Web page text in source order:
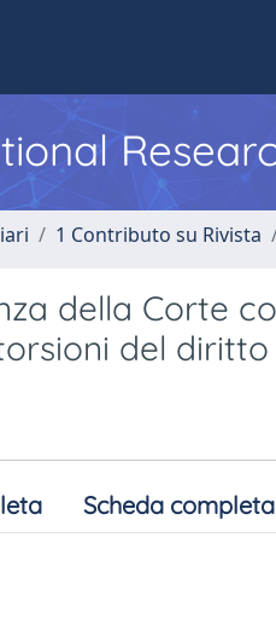
1 Contributo su Rivista
della Corte
del diritto
Scheda